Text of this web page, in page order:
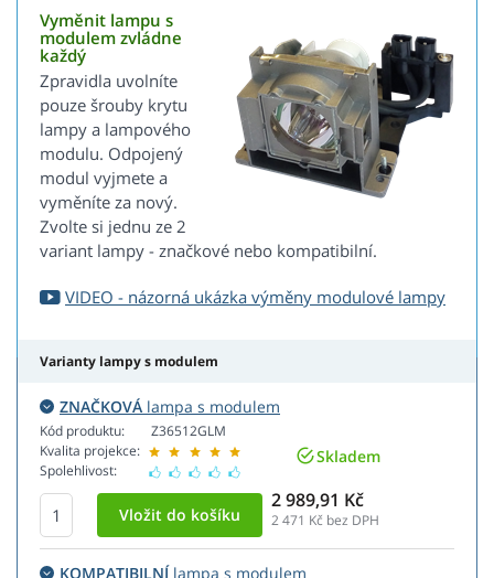
Vyměnit lampu s
modulem zvládne
každý
Zpravidla uvolníte
pouze šrouby krytu
lampy a lampového
modulu. Odpojený
modul vyjmete a
vyměníte za nový.
Zvolte si jednu ze 2
variant lampy - značkové nebo kompatibilní.
VIDEO - názorná ukázka výměny modulové lampy
Varianty lampy s modulem
ZNAČKOVÁ lampa s modulem
Kód produktu:
Kvalita projekce:
Spolehlivost:
Z36512GLM
Skladem
2 989,91 Kč
2 471 Kč bez DPH
KOMPATIBILNÍlampa s modulem